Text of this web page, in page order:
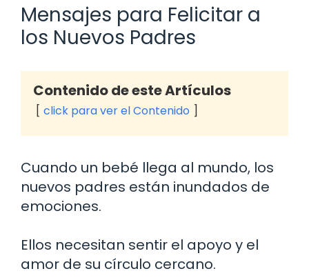
Mensajes para Felicitar a
los Nuevos Padres
Contenido de este Artículos
click para ver el Contenido
Cuando un bebé llega al mundo, los
nuevos padres están inundados de
emociones.
Ellos necesitan sentir el apoyo y el
amor de su círculo cercano.